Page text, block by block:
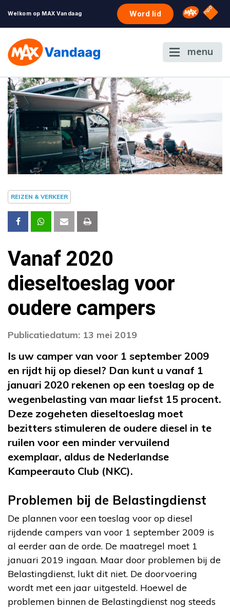
Welkom op MAX Vandaag Word lid Omroep
NPO
menu
REIZEN & VERKEER
Vanaf 2020
dieseltoeslag voor
oudere campers
Publicatiedatum: 13 mei 2019
Is uw camper van voor 1 september 2009
en rijdt hij op diesel? Dan kunt u vanaf 1
januari 2020 rekenen op een toeslag op de
wegenbelasting van maar liefst 15 procent.
Deze zogeheten dieseltoeslag moet
bezitters stimuleren de oudere diesel in te
ruilen voor een minder vervuilend
exemplaar, aldus de Nederlandse
Kampeerauto Club (NKC).
Problemen bij de Belastingdienst
De plannen voor een toeslag voor op diesel
rijdende campers van voor 1 september 2009 is
al eerder aan de orde. De maatregel moet 1
januari 2019 ingaan. Maar door problemen bij de
Belastingdienst, lukt dit niet. De doorvoering
wordt met een jaar uitgesteld. Hoewel de
problemen binnen de Belastingdienst nog steeds